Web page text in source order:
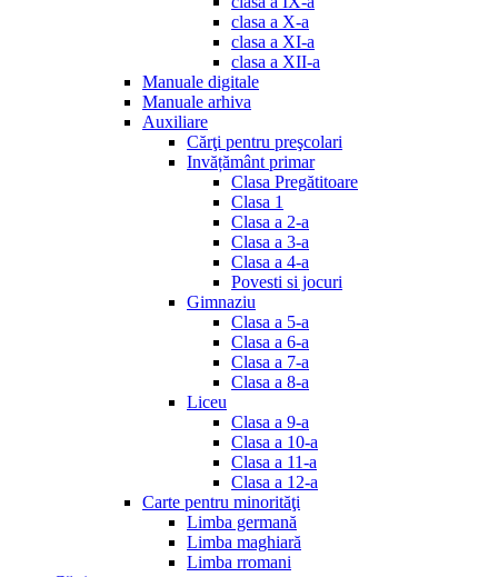
clasa a X-a
clasa a XI-a
clasa a XII-a
Manuale digitale
Manuale arhiva
Auxiliare
Cărţi pentru preşcolari
Invățământ primar
Clasa Pregătitoare
Clasa 1
Clasa a 2-a
Clasa a 3-a
Clasa a 4-a
Povesti si jocuri
Gimnaziu
Clasa a 5-a
Clasa a 6-a
Clasa a 7-a
Clasa a 8-a
Liceu
Clasa a 9-a
Clasa a 10-a
Clasa a 11-a
Clasa a 12-a
Carte pentru minorităţi
Limba germană
Limba maghiară
Limba rromani